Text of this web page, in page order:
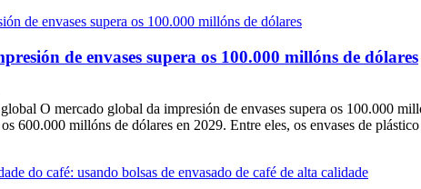
de envases supera os 100.000 millóns de dólares
O mercado global da impresión de envases supera os 100.000
600.000 millóns de dólares en 2029. Entre eles, os envases de